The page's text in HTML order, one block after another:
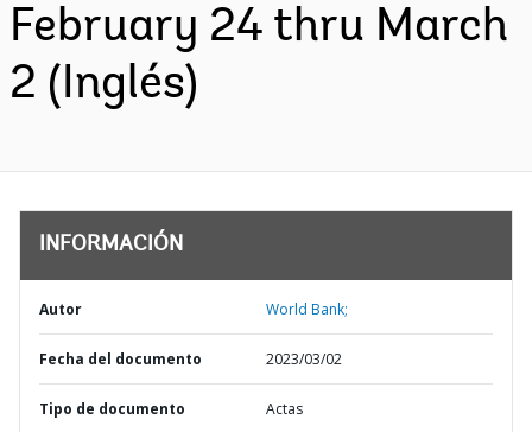
February 24 thru March
2 (Inglés)
INFORMACIÓN
Autor World Bank;
Fecha del documento 2023/03/02
Tipo de documento Actas